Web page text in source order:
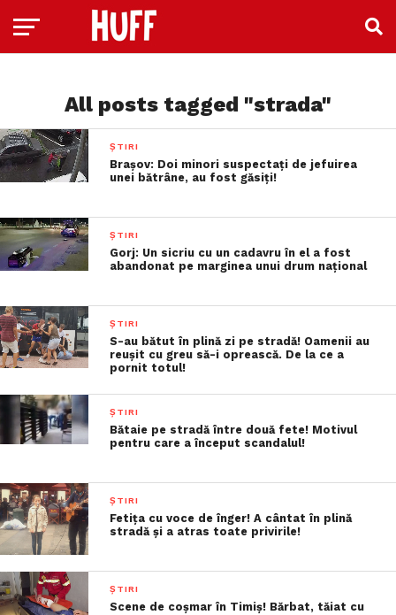
All posts tagged "strada"
ȘTIRI
Brașov: Doi minori suspectaţi de jefuirea
unei bătrâne, au fost găsiţi!
ȘTIRI
Gorj: Un sicriu cu un cadavru în el a fost
abandonat pe marginea unui drum național
ȘTIRI
S-au bătut în plină zi pe stradă! Oamenii au
reușit cu greu să-i oprească. De la ce a
pornit totul!
ȘTIRI
Bătaie pe stradă între două fete! Motivul
pentru care a început scandalul!
ȘTIRI
Fetița cu voce de înger! A cântat în plină
stradă și a atras toate privirile!
ȘTIRI
Scene de coșmar în Timiș! Bărbat, tăiat cu